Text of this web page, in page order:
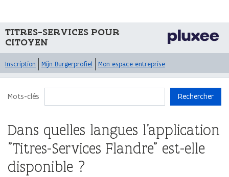
TITRES-SERVICES POUR
CITOYEN
Inscription Mijn Burgerprofiel Mon espace entreprise
Mots-clés Rechercher
Dans quelles langues l'application
"Titres-Services Flandre" est-elle
disponible ?